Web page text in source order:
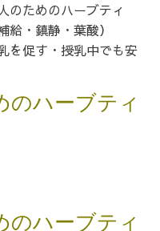
のためのハーブティ
給・鎮静・葉酸）
を促す・授乳中でも安
のハーブティ
のハーブティ